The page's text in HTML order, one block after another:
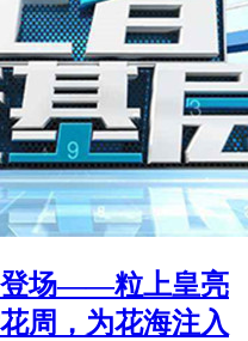
登场——粒上皇亮
周，为花海注入